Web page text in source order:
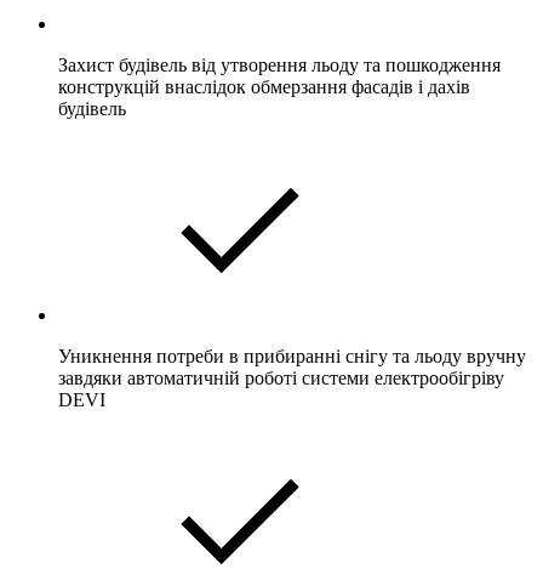
Захист будівель від утворення льоду та пошкодження
конструкцій внаслідок обмерзання фасадів і дахів
будівель
Уникнення потреби в прибиранні снігу та льоду вручну
завдяки автоматичній роботі системи електрообігріву
DEVI